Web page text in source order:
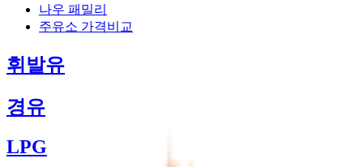
나우 패밀리
주유소 가격비교
휘발유
경유
LPG